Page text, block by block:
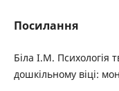
Посилання
Біла І.М. Психологія
дошкільному віці: